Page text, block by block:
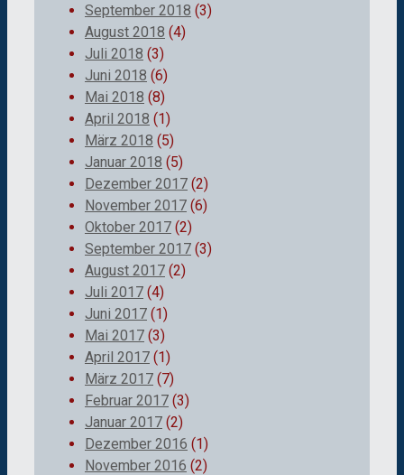
September 2018 (3)
August 2018 (4)
Juli 2018 (3)
Juni 2018 (6)
Mai 2018 (8)
April 2018 (1)
März 2018 (5)
Januar 2018 (5)
Dezember 2017 (2)
November 2017 (6)
Oktober 2017 (2)
September 2017 (3)
August 2017 (2)
Juli 2017 (4)
Juni 2017 (1)
Mai 2017 (3)
April 2017 (1)
März 2017 (7)
Februar 2017 (3)
Januar 2017 (2)
Dezember 2016 (1)
November 2016 (2)